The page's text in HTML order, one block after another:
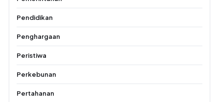
Pendidikan
Penghargaan
Peristiwa
Perkebunan
Pertahanan